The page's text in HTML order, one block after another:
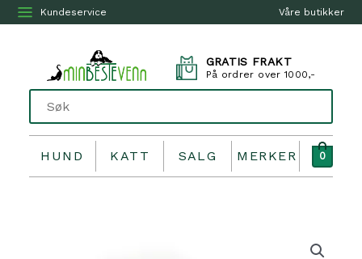
Våre butikker
Kundeservice
GRATIS FRAKT
På ordrer over 1000,-
HUND KATT SALG MERKER 0